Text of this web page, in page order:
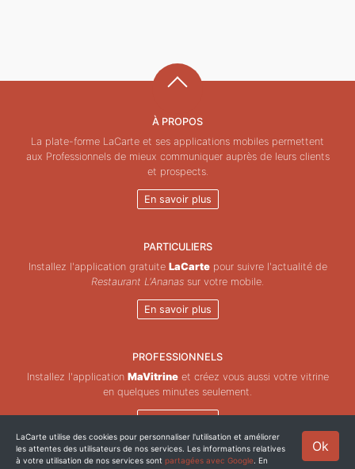
À PROPOS
La plate-forme LaCarte et ses applications mobiles permettent
aux Professionnels de mieux communiquer auprès de leurs clients
et prospects.
En savoir plus
PARTICULIERS
Installez l'application gratuite LaCartepour suivre l'actualité de
Restaurant L'Ananas sur votre mobile.
En savoir plus
PROFESSIONNELS
Installez l'application MaVitrineet créez vous aussi votre vitrine
en quelques minutes seulement.
En savoir plus
Copyright © ZeMAP 2026 - Tous droits réservés. Ok
LaCarte utilise des cookies pour personnaliser l'utilisation et améliorer
les attentes des utilisateurs de nos services. Les informations relatives
à votre utilisation de nos services sont partagées avec Google . En